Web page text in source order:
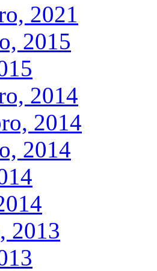
2021
2015
2014
2014
2014
2013